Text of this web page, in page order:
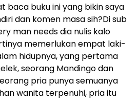
baca buku ini yang bikin saya
dan komen masa sih?Di sub
man needs dia nulis kalo
memerlukan empat laki-
hidupnya, yang pertama
seorang Mandingo dan
pria punya semuanya
wanita terpenuhi, pria itu